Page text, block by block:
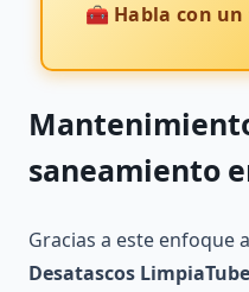
🧰 Habla con un
saneamiento
Gracias a este enfoque
Desatascos